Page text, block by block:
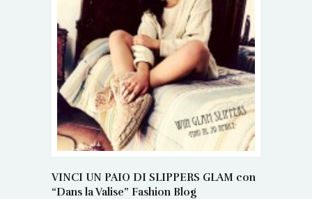
VINCI UN PAIO DI SLIPPERS GLAM con
“Dans la Valise” Fashion Blog